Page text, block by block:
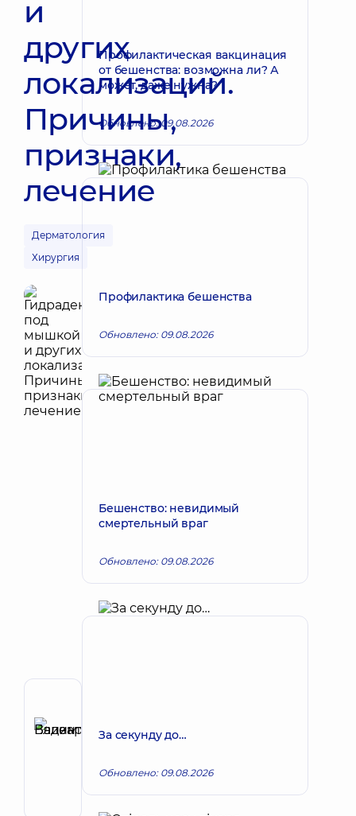
и
других
локализаций.
Причины,
признаки,
лечение
Дерматология
Хирургия
Вадим
Хирург;
Хирург
проктолог
Профилактическая вакцинация
от бешенства: возможна ли? А
может, даже нужна?
Обновлено: 09.08.2026
Профилактика бешенства
Обновлено: 09.08.2026
Бешенство: невидимый
смертельный враг
Обновлено: 09.08.2026
За секунду до…
Обновлено: 09.08.2026